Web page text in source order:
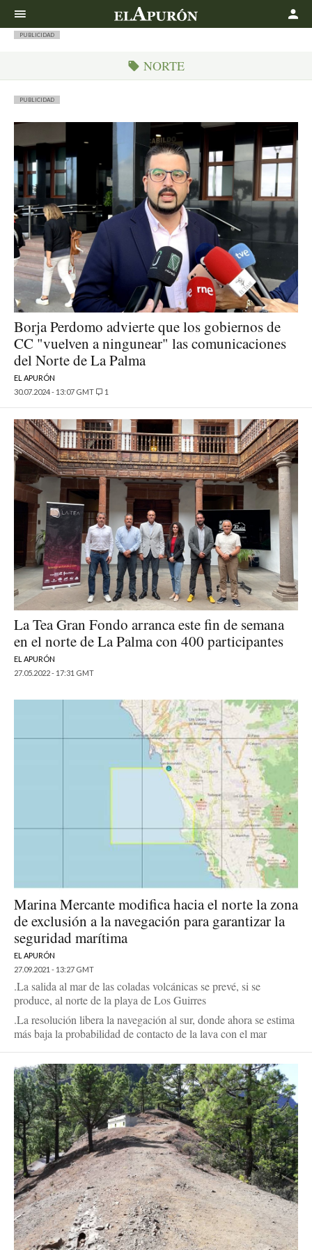
PUBLICIDAD
NORTE
PUBLICIDAD
Borja Perdomo advierte que los gobiernos de
CC "vuelven a ningunear" las comunicaciones
del Norte de La Palma
EL APURÓN
30.07.2024 - 13:07 GMT
1
La Tea Gran Fondo arranca este fin de semana
en el norte de La Palma con 400 participantes
EL APURÓN
27.05.2022 - 17:31 GMT
Marina Mercante modifica hacia el norte la zona
de exclusión a la navegación para garantizar la
seguridad marítima
EL APURÓN
27.09.2021 - 13:27 GMT
.La salida al mar de las coladas volcánicas se prevé, si se
produce, al norte de la playa de Los Guirres
.La resolución libera la navegación al sur, donde ahora se estima
más baja la probabilidad de contacto de la lava con el mar